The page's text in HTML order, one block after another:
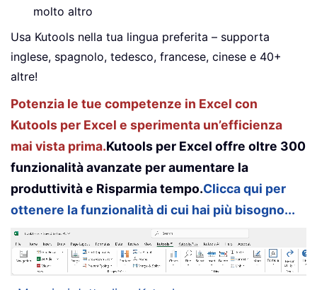
molto altro
Usa Kutools nella tua lingua preferita – supporta
inglese, spagnolo, tedesco, francese, cinese e 40+
altre!
Potenzia le tue competenze in Excel con
Kutools per Excel e sperimenta un’efficienza
mai vista prima.Kutools per Excel offre oltre 300
funzionalità avanzate per aumentare la
produttività e Risparmia tempo.Clicca qui per
ottenere la funzionalità di cui hai più bisogno...